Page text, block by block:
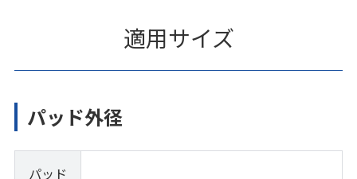
適用サイズ
パッド外径
パッド